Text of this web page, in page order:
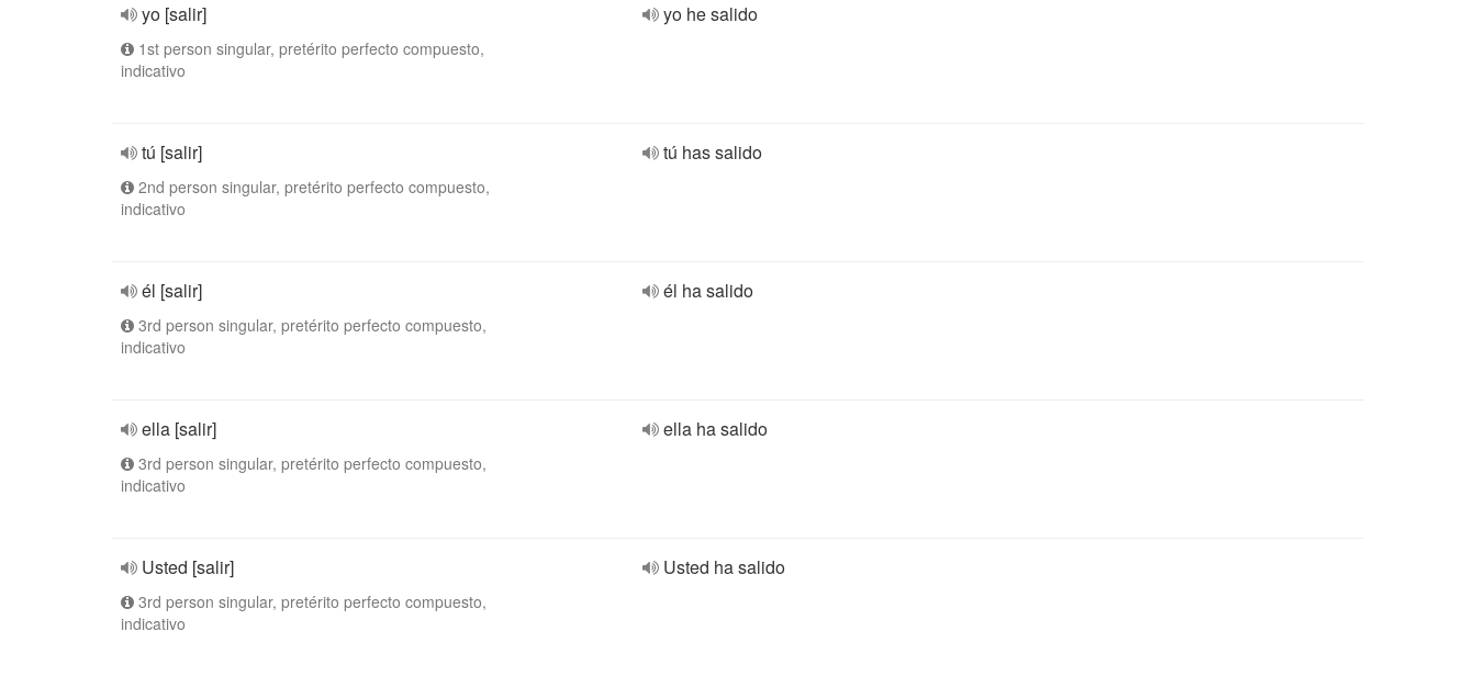
yo [salir]
1st person singular, pretérito perfecto compuesto,
indicativo
yo he salido
tú [salir]
2nd person singular, pretérito perfecto compuesto,
indicativo
tú has salido
él [salir]
3rd person singular, pretérito perfecto compuesto,
indicativo
él ha salido
ella [salir]
3rd person singular, pretérito perfecto compuesto,
indicativo
ella ha salido
Usted [salir]
3rd person singular, pretérito perfecto compuesto,
indicativo
Usted ha salido